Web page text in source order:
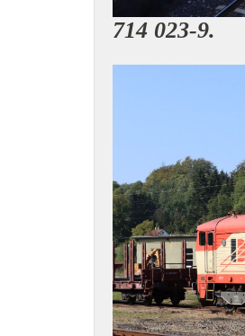
714 023-9.